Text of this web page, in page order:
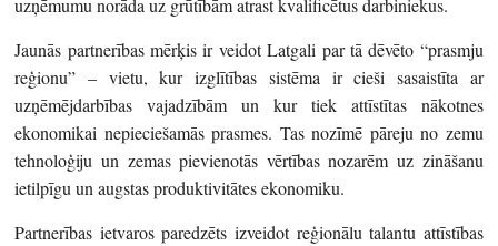
uzņēmumu norāda uz grūtībām atrast kvalificētus darbiniekus.
Jaunās partnerības mērķis ir veidot Latgali par tā dēvēto “prasmju
reģionu” – vietu, kur izglītības sistēma ir cieši sasaistīta ar
uzņēmējdarbības vajadzībām un kur tiek attīstītas nākotnes
ekonomikai nepieciešamās prasmes. Tas nozīmē pāreju no zemu
tehnoloģiju un zemas pievienotās vērtības nozarēm uz zināšanu
ietilpīgu un augstas produktivitātes ekonomiku.
Partnerības ietvaros paredzēts izveidot reģionālu talantu attīstības